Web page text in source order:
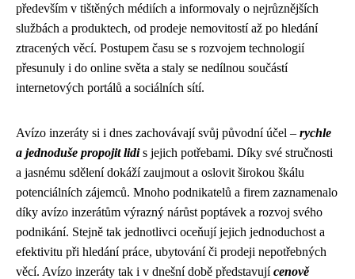
především v tištěných médiích a informovaly o nejrůznějších
službách a produktech, od prodeje nemovitostí až po hledání
ztracených věcí. Postupem času se s rozvojem technologií
přesunuly i do online světa a staly se nedílnou součástí
internetových portálů a sociálních sítí.
Avízo inzeráty si i dnes zachovávají svůj původní účel – rychle
a jednoduše propojit lidis jejich potřebami. Díky své stručnosti
a jasnému sdělení dokáží zaujmout a oslovit širokou škálu
potenciálních zájemců. Mnoho podnikatelů a firem zaznamenalo
díky avízo inzerátům výrazný nárůst poptávek a rozvoj svého
podnikání. Stejně tak jednotlivci oceňují jejich jednoduchost a
efektivitu při hledání práce, ubytování či prodeji nepotřebných
věcí. Avízo inzeráty tak i v dnešní době představujícenově